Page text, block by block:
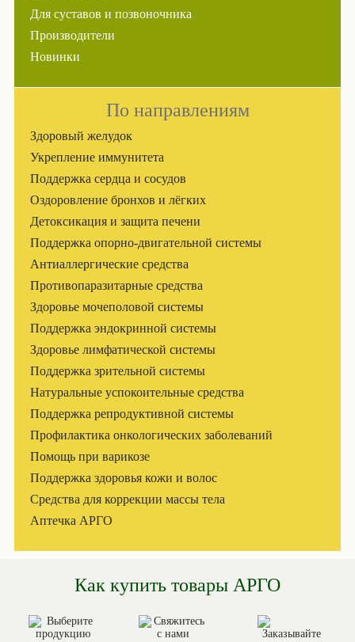
Для суставов и позвоночника
Производители
Новинки
По направлениям
Здоровый желудок
Укрепление иммунитета
Поддержка сердца и сосудов
Оздоровление бронхов и лёгких
Детоксикация и защита печени
Поддержка опорно-двигательной системы
Антиаллергические средства
Противопаразитарные средства
Здоровье мочеполовой системы
Поддержка эндокринной системы
Здоровье лимфатической системы
Поддержка зрительной системы
Натуральные успокоительные средства
Поддержка репродуктивной системы
Профилактика онкологических заболеваний
Помощь при варикозе
Поддержка здоровья кожи и волос
Средства для коррекции массы тела
Аптечка АРГО
Как купить товары АРГО